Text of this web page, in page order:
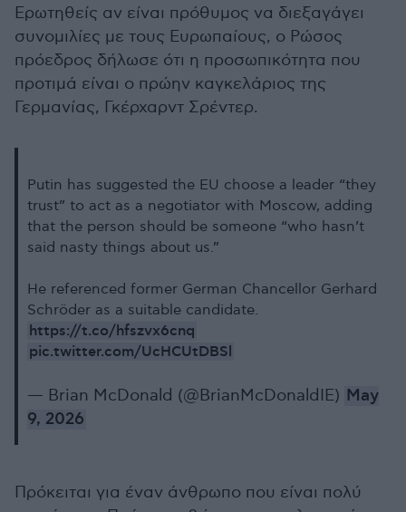
Ερωτηθείς αν είναι πρόθυμος να διεξαγάγει
συνομιλίες με τους Ευρωπαίους, ο Ρώσος
πρόεδρος δήλωσε ότι η προσωπικότητα που
προτιμά είναι ο πρώην καγκελάριος της
Γερμανίας, Γκέρχαρντ Σρέντερ.
Putin has suggested the EU choose a leader “they
trust” to act as a negotiator with Moscow, adding
that the person should be someone “who hasn’t
said nasty things about us.”
He referenced former German Chancellor Gerhard
Schröder as a suitable candidate.
https://t.co/hfszvx6cnq
pic.twitter.com/UcHCUtDBSl
— Brian McDonald (@BrianMcDonaldIE) May
9, 2026
Πρόκειται για έναν άνθρωπο που είναι πολύ